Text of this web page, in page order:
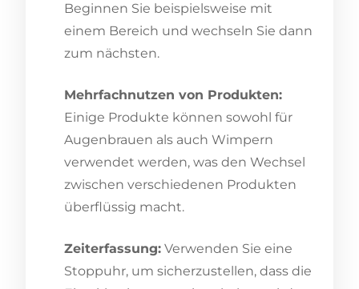
Beginnen Sie beispielsweise mit
einem Bereich und wechseln Sie dann
zum nächsten.
Mehrfachnutzen von Produkten:
Einige Produkte können sowohl für
Augenbrauen als auch Wimpern
verwendet werden, was den Wechsel
zwischen verschiedenen Produkten
überflüssig macht.
Zeiterfassung: Verwenden Sie eine
Stoppuhr, um sicherzustellen, dass die